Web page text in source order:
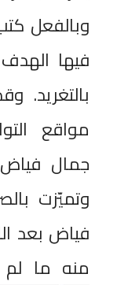
وبالفعل
فيها
بالتغريد.
مواقع
جمال
وتميّزت
فياض بعد
منه ما